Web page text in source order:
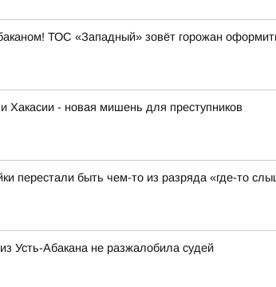
ТОС «Западный» зовёт горожан
Хакасии - новая мишень для преступников
перестали быть чем-то из разряда «где-то
Усть-Абакана не разжалобила судей